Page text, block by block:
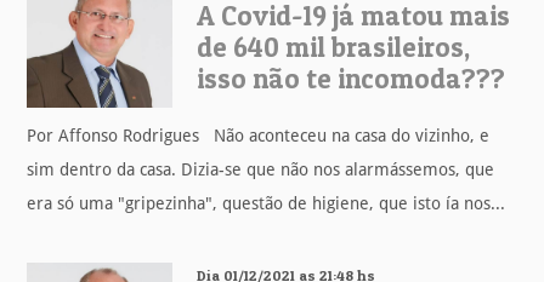
A Covid-19 já matou mais
de 640 mil brasileiros,
isso não te incomoda???
Por Affonso Rodrigues Não aconteceu na casa do vizinho, e
sim dentro da casa. Dizia-se que não nos alarmássemos, que
era só uma "gripezinha", questão de higiene, que isto ía nos...
Dia 01/12/2021 as 21:48 hs